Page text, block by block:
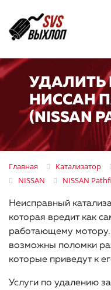
УДАЛИТЬ
НИССАН
(NISSAN
Главная Катализатор
NISSAN
NISSAN
Неисправный
которая вредит как
работающему мотору.
возможны поломки
которые приведут к
Услуги по удалению